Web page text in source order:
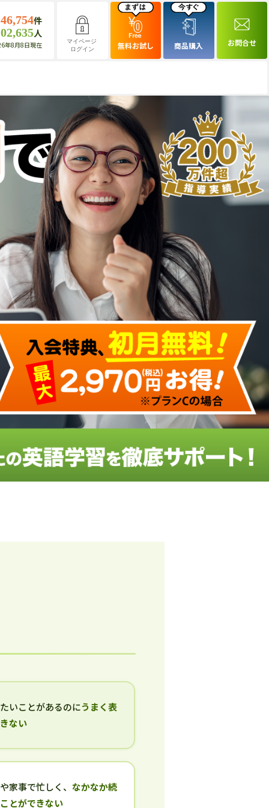
件
人
年8月8日現在
マイページ
ログイン
無料お試し 商品購入 お問合せ
いことがあるのにうまく表
ない
家事で忙しく、なかなか続
とができない